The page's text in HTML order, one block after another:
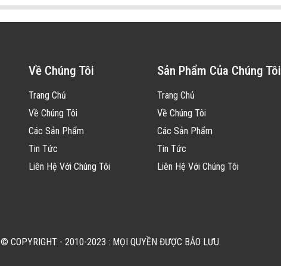
Về Chúng Tôi
Trang Chủ
Về Chúng Tôi
Các Sản Phẩm
Tin Tức
Liên Hệ Với Chúng Tôi
Sản Phẩm Của Chúng Tôi
Trang Chủ
Về Chúng Tôi
Các Sản Phẩm
Tin Tức
Liên Hệ Với Chúng Tôi
© COPYRIGHT - 2010-2023 : MỌI QUYỀN ĐƯỢC BẢO LƯU.